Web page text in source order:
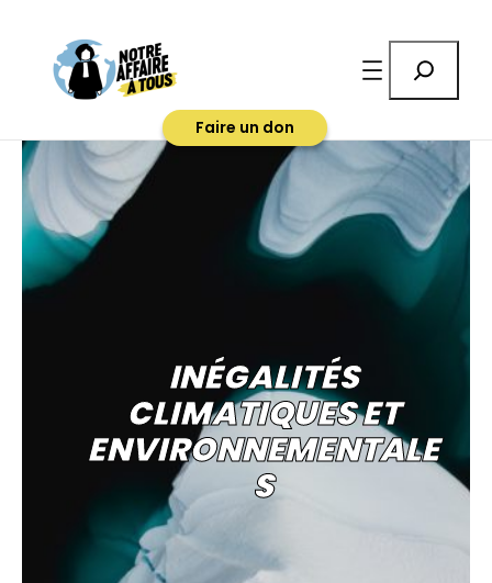
Faire un don
INÉGALITÉS
CLIMATIQUES ET
ENVIRONNEMENTALE
S